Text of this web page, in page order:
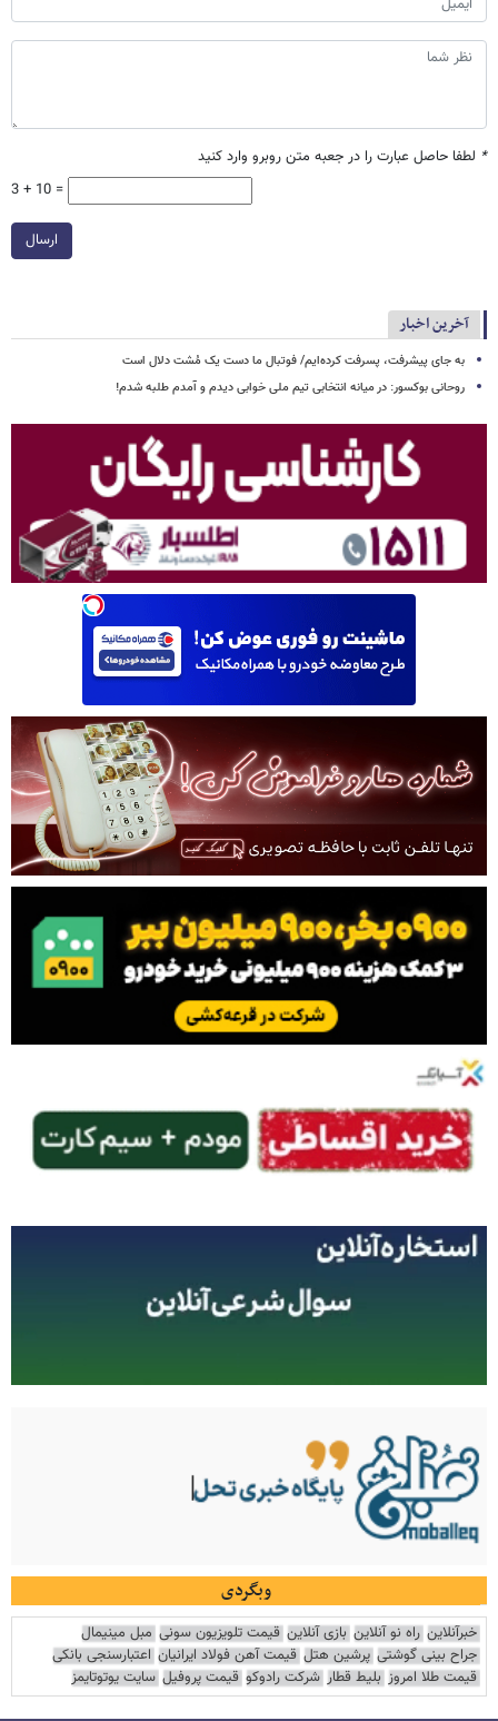
* لطفا حاصل عبارت را در جعبه متن روبرو وارد کنید
3 + 10 =
ارسال
آخرین اخبار
به جای پیشرفت، پسرفت کرده‌ایم/ فوتبال ما دست یک مُشت دلال است
روحانی بوکسور: در میانه انتخابی تیم ملی خوابی دیدم و آمدم طلبه شدم!
وبگردی
خبرآنلاین راه نو آنلاین بازی آنلاین قیمت تلویزیون سونی مبل مینیمال
جراح بینی گوشتی پرشین هتل قیمت آهن فولاد ایرانیان اعتبارسنجی بانکی
قیمت طلا امروز بلیط قطار شرکت رادوکو قیمت پروفیل سایت یوتوتایمز